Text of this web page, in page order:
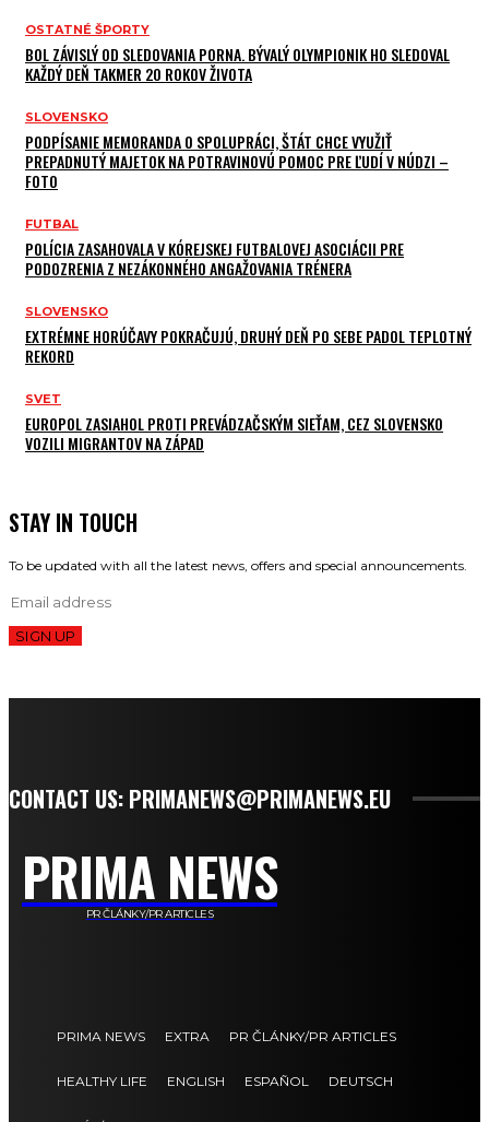
OSTATNÉ ŠPORTY
BOL ZÁVISLÝ OD SLEDOVANIA PORNA. BÝVALÝ OLYMPIONIK HO SLEDOVAL
KAŽDÝ DEŇ TAKMER 20 ROKOV ŽIVOTA
SLOVENSKO
PODPÍSANIE MEMORANDA O SPOLUPRÁCI, ŠTÁT CHCE VYUŽIŤ
PREPADNUTÝ MAJETOK NA POTRAVINOVÚ POMOC PRE ĽUDÍ V NÚDZI –
FOTO
FUTBAL
POLÍCIA ZASAHOVALA V KÓREJSKEJ FUTBALOVEJ ASOCIÁCII PRE
PODOZRENIA Z NEZÁKONNÉHO ANGAŽOVANIA TRÉNERA
SLOVENSKO
EXTRÉMNE HORÚČAVY POKRAČUJÚ, DRUHÝ DEŇ PO SEBE PADOL TEPLOTNÝ
REKORD
SVET
EUROPOL ZASIAHOL PROTI PREVÁDZAČSKÝM SIEŤAM, CEZ SLOVENSKO
VOZILI MIGRANTOV NA ZÁPAD
STAY IN TOUCH
To be updated with all the latest news, offers and special announcements.
SIGN UP
CONTACT US: PRIMANEWS@PRIMANEWS.EU
PRIMA NEWS
PR ČLÁNKY/PR ARTICLES
PRIMA NEWS EXTRA PR ČLÁNKY/PR ARTICLES
HEALTHY LIFE ENGLISH ESPAÑOL DEUTSCH